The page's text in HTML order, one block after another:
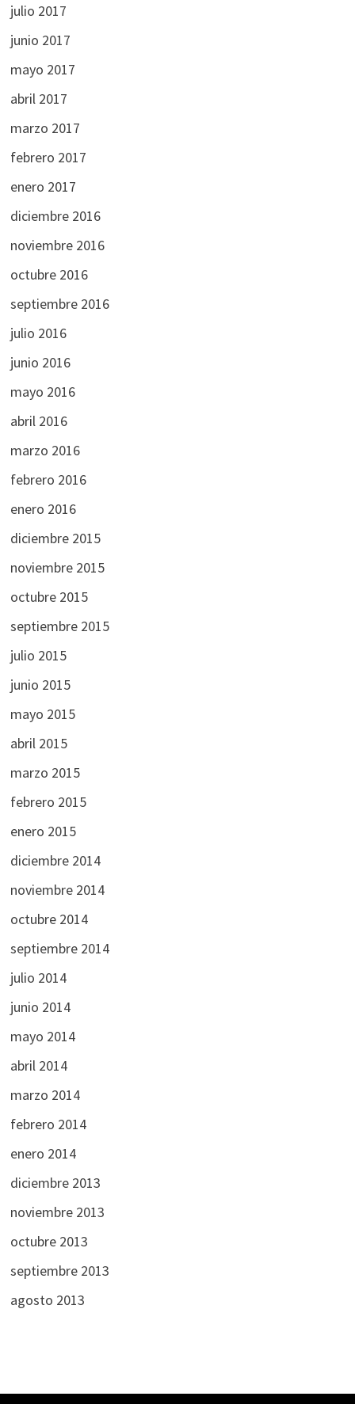
julio 2017
junio 2017
mayo 2017
abril 2017
marzo 2017
febrero 2017
enero 2017
diciembre 2016
noviembre 2016
octubre 2016
septiembre 2016
julio 2016
junio 2016
mayo 2016
abril 2016
marzo 2016
febrero 2016
enero 2016
diciembre 2015
noviembre 2015
octubre 2015
septiembre 2015
julio 2015
junio 2015
mayo 2015
abril 2015
marzo 2015
febrero 2015
enero 2015
diciembre 2014
noviembre 2014
octubre 2014
septiembre 2014
julio 2014
junio 2014
mayo 2014
abril 2014
marzo 2014
febrero 2014
enero 2014
diciembre 2013
noviembre 2013
octubre 2013
septiembre 2013
agosto 2013